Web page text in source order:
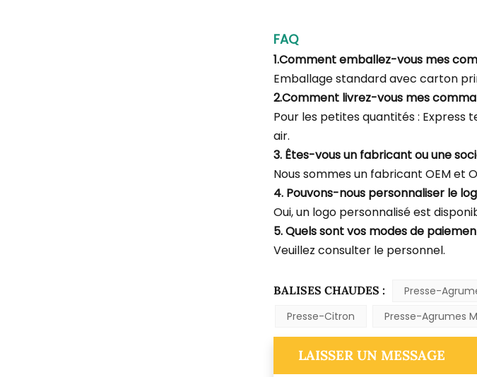
FAQ
1.Comment emballez-vous mes
Emballage standard avec carton
2.Comment livrez-vous mes
Pour les petites quantités : Express
air.
3. Êtes-vous un fabricant ou une
Nous sommes un fabricant OEM et
4. Pouvons-nous personnaliser le
Oui, un logo personnalisé est
5. Quels sont vos modes de
Veuillez consulter le personnel.
BALISES CHAUDES : Presse-
Presse-Citron
Presse-Agrumes
LAISSER UN MESSAGE